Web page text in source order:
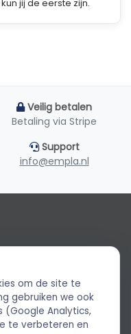
jij de eerste zijn.
Veilig betalen
Betaling via Stripe
Support
info@empla.nl
om de site te
gebruiken we ook
(Google Analytics,
te verbeteren en